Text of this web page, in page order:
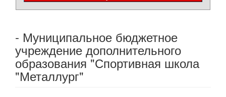
- Муниципальное бюджетное
учреждение дополнительного
образования "Спортивная школа
"Металлург"